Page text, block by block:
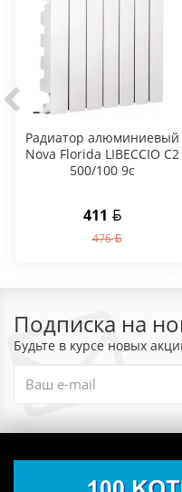
Радиатор алюминиевый
Nova Florida LIBECCIO C2
500/100 9c
411
476
Подписка на
Будьте в курсе новых